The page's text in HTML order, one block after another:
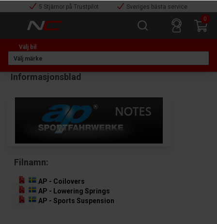
5 Stjärnor på Trustpilot
Sveriges bästa service
0
Informasjonsblad
Filnamn:
AP - Coilovers
AP - Lowering Springs
AP - Sports Suspension